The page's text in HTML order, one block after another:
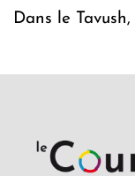
Dans le